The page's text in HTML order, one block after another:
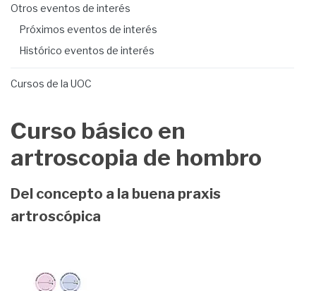
Otros eventos de interés
Próximos eventos de interés
Histórico eventos de interés
Cursos de la UOC
Curso básico en
artroscopia de hombro
Del concepto a la buena praxis
artroscópica